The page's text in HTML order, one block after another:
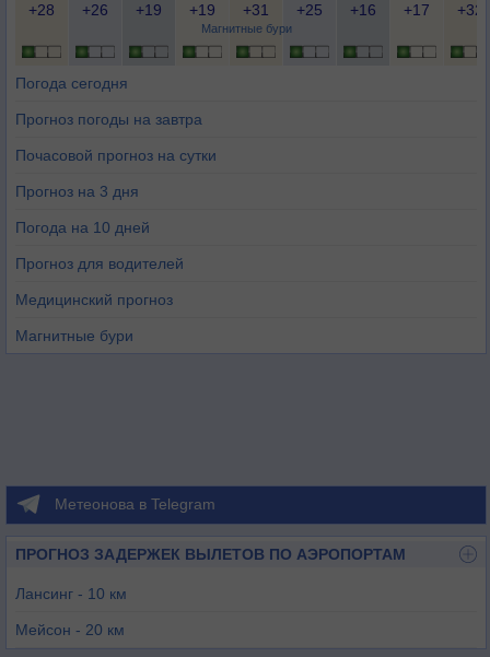
Магнитные бури
+28 +26 +19 +19 +31 +25 +16 +17 +32
Погода сегодня
Прогноз погоды на завтра
Почасовой прогноз на сутки
Прогноз на 3 дня
Погода на 10 дней
Прогноз для водителей
Медицинский прогноз
Магнитные бури
Метеонова в Telegram
ПРОГНОЗ ЗАДЕРЖЕК ВЫЛЕТОВ ПО АЭРОПОРТАМ
Лансинг - 10 км
Мейсон - 20 км